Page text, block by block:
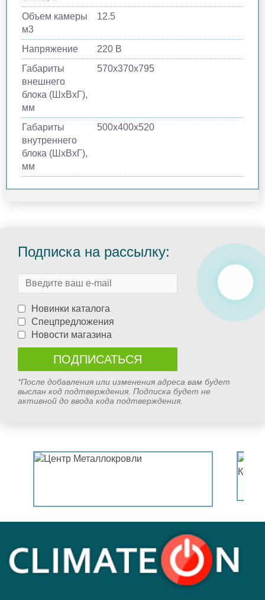
Объем камеры
м​3
12.5
Напряжение
220 В
Габариты
внешнего
блока (ШхВхГ),
мм
570x370x795
Габариты
внутреннего
блока (ШхВхГ),
мм
500x400x520
Подписка на рассылку:
Новинки каталога
Спецпредложения
Новости магазина
*После добавления или изменения адреса вам будет
выслан код подтверждения. Подписка будет не
активной до ввода кода подтверждения.